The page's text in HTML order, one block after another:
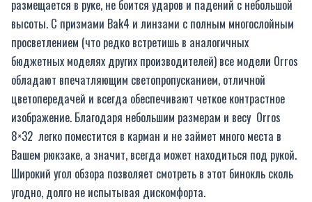
размещается в руке, не боится ударов и падений с небольшой
высоты. С призмами Bak4 и линзами с полным многослойным
просветлением (что редко встретишь в аналогичных
бюджетных моделях других производителей) все модели Orros
обладают впечатляющим светопропусканием, отличной
цветопередачей и всегда обеспечивают четкое контрастное
изображение. Благодаря небольшим размерам и весу Orros
8×32 легко поместится в карман и не займет много места в
Вашем рюкзаке, а значит, всегда может находиться под рукой.
Широкий угол обзора позволяет смотреть в этот бинокль сколь
угодно, долго не испытывая дискомфорта.